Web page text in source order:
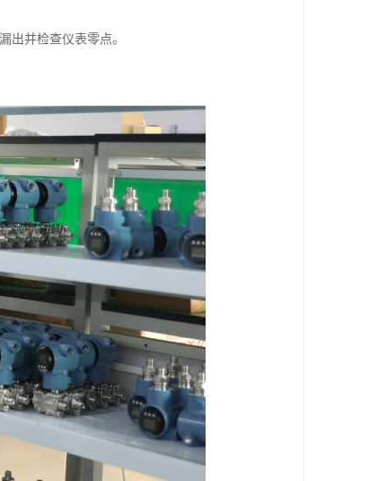
出并检查仪表零点。